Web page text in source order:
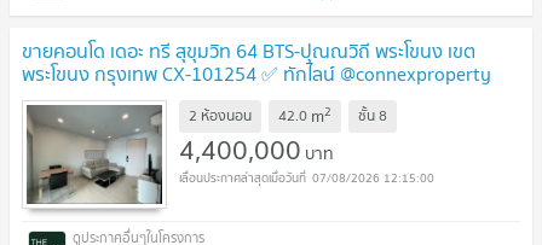
ขายคอนโด เดอะ ทรี สุขุมวิท 64 BTS-ปุณณวิถี พระโขนง เขต
พระโขนง กรุงเทพ CX-101254 ✅ ทักไลน์ @connexproperty
ตอบทันที ทีมงานมืออาชีพ ✅
2 ห้องนอน 42.0 m2 ชั้น8
4,400,000 บาท
07/08/2026 12:15:00